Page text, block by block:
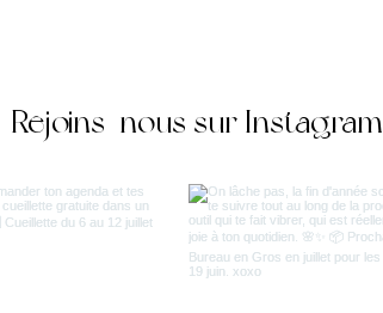
Rejoins-nous sur Instagram